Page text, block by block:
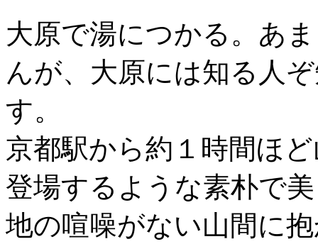
大原で湯につかる。あ
んが、大原には知る人
す。
京都駅から約１時間ほ
登場するような素朴で
地の喧噪がない山間に